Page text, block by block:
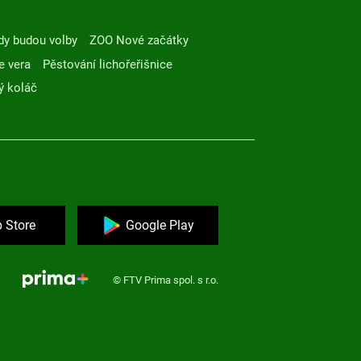
budou volby
ZOO Nové začátky
vera
Pěstování lichořeřišnice
koláč
Store Google Play
© FTV Prima spol. s r.o.